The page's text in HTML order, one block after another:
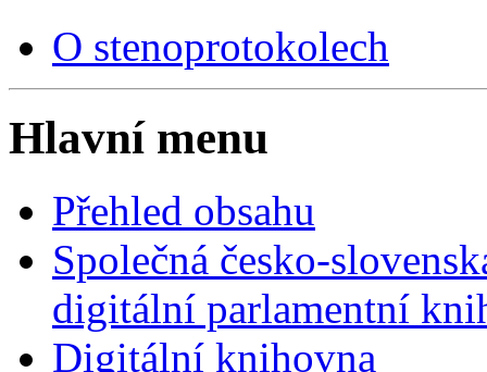
O stenoprotokolech
Hlavní menu
Přehled obsahu
Společná česko-
digitální parlamentní
Digitální knihovna